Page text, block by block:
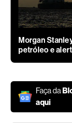
Morgan
petróleo e
Faça da
aqui